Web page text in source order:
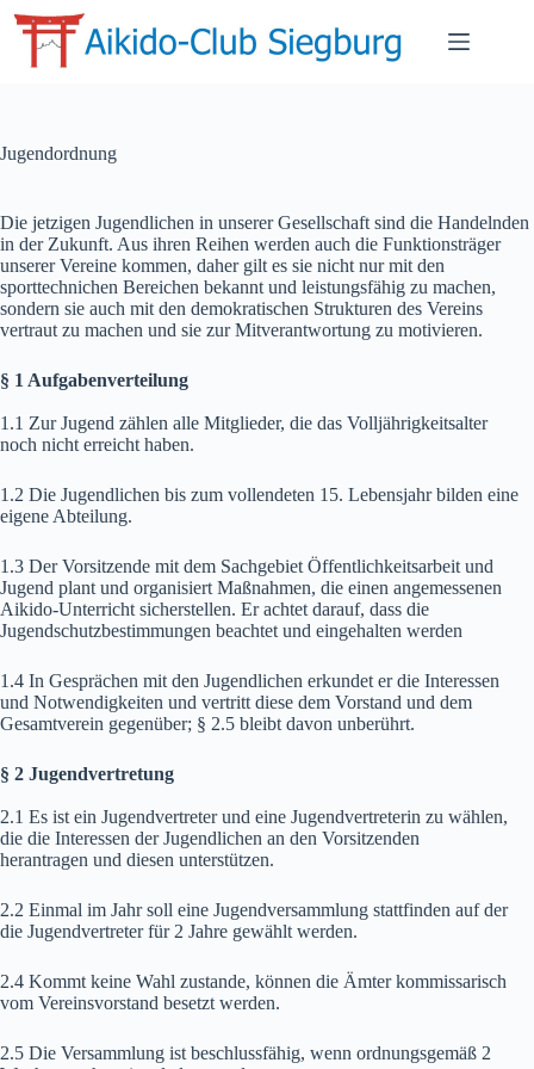
Jugendordnung
Die jetzigen Jugendlichen in unserer Gesellschaft sind die Handelnden
in der Zukunft. Aus ihren Reihen werden auch die Funktionsträger
unserer Vereine kommen, daher gilt es sie nicht nur mit den
sporttechnichen Bereichen bekannt und leistungsfähig zu machen,
sondern sie auch mit den demokratischen Strukturen des Vereins
vertraut zu machen und sie zur Mitverantwortung zu motivieren.
§ 1 Aufgabenverteilung
1.1 Zur Jugend zählen alle Mitglieder, die das Volljährigkeitsalter
noch nicht erreicht haben.
1.2 Die Jugendlichen bis zum vollendeten 15. Lebensjahr bilden eine
eigene Abteilung.
1.3 Der Vorsitzende mit dem Sachgebiet Öffentlichkeitsarbeit und
Jugend plant und organisiert Maßnahmen, die einen angemessenen
Aikido-Unterricht sicherstellen. Er achtet darauf, dass die
Jugendschutzbestimmungen beachtet und eingehalten werden
1.4 In Gesprächen mit den Jugendlichen erkundet er die Interessen
und Notwendigkeiten und vertritt diese dem Vorstand und dem
Gesamtverein gegenüber; § 2.5 bleibt davon unberührt.
§ 2 Jugendvertretung
2.1 Es ist ein Jugendvertreter und eine Jugendvertreterin zu wählen,
die die Interessen der Jugendlichen an den Vorsitzenden
herantragen und diesen unterstützen.
2.2 Einmal im Jahr soll eine Jugendversammlung stattfinden auf der
die Jugendvertreter für 2 Jahre gewählt werden.
2.4 Kommt keine Wahl zustande, können die Ämter kommissarisch
vom Vereinsvorstand besetzt werden.
2.5 Die Versammlung ist beschlussfähig, wenn ordnungsgemäß 2